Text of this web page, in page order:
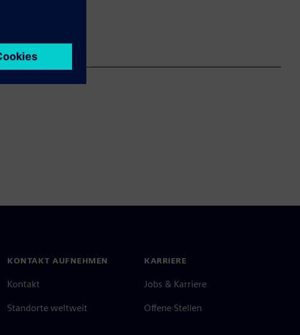
KONTAKT AUFNEHMEN
Kontakt
Standorte weltweit
KARRIERE
Jobs & Karriere
Offene Stellen